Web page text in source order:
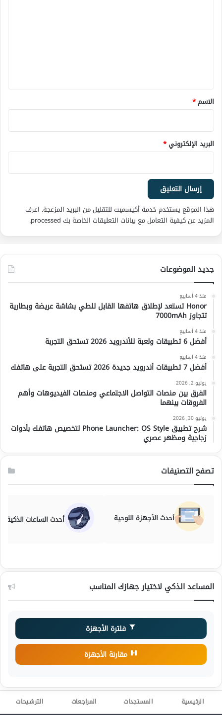
*
الاسم*
البريد الإلكتروني*
هذا الموقع يستخدم خدمة أكيسميت للتقليل من البريد المزعجة. اعرف
المزيد عن كيفية التعامل مع بيانات التعليقات الخاصة بك processed
.
جديد الموضوعات
منذ 4 أسابيع
Honor تستعد لإطلاق هاتفها القابل للطي بشاشة عريضة وبطارية
تتجاوز 7000mAh
منذ 4 أسابيع
أفضل 6 تطبيقات ولعبة للأندرويد 2026 تستحق التجربة
منذ 4 أسابيع
أفضل 7 تطبيقات أندرويد جديدة 2026 تستحق التجربة على هاتفك
يوليو 2, 2026
الفرق بين منصات التواصل الاجتماعي ومنصات الفيديوهات وأهم
الفروقات بينهما
يونيو 30, 2026
شرح تطبيق Phone Launcher: OS Style لتخصيص هاتفك بأدوات
زجاجية ومظهر عصري
تصفح التصنيفات
أحدث الأجهزة اللوحية أحدث الساعات الذكية
المساعد الذكي لاختيار جهازك المناسب
فلترة الأجهزة
مقارنة الأجهزة
الرئيسية المستجدات المراجعات الترشيحات